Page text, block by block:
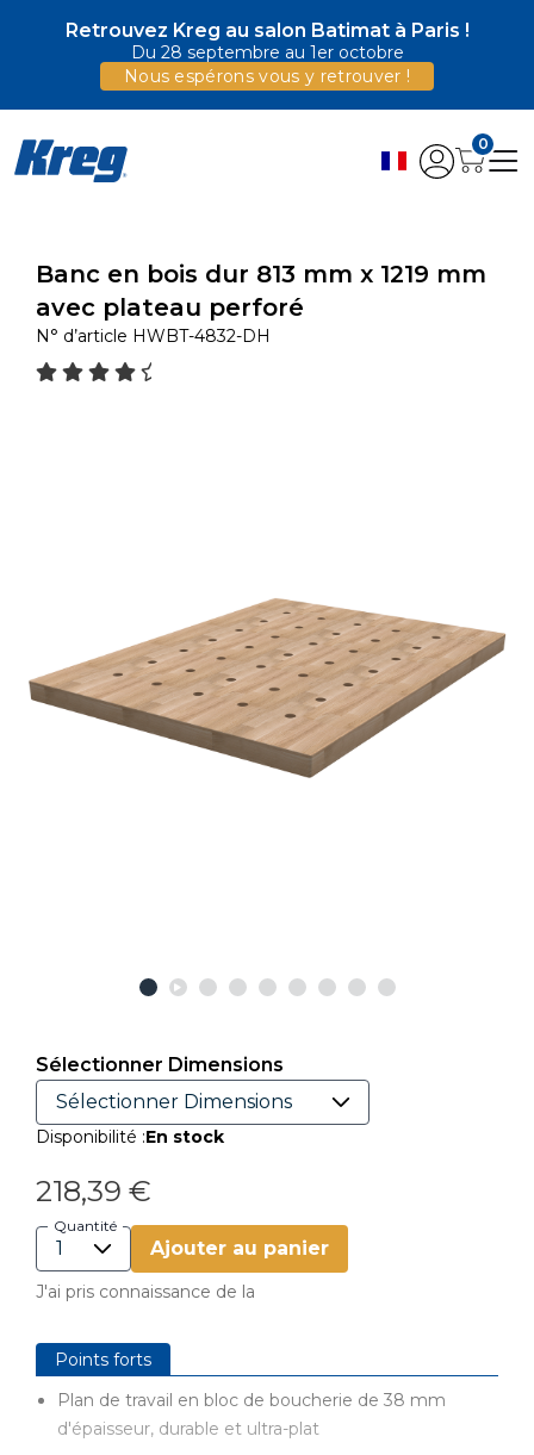
Retrouvez Kreg au salon Batimat à Paris !
Du 28 septembre au 1er octobre
Nous espérons vous y retrouver !
0
Banc en bois dur 813 mm x 1219 mm
avec plateau perforé
N° d’article HWBT-4832-DH
Sélectionner Dimensions
Disponibilité :En stock
218,39 €
Quantité
Ajouter au panier
J'ai pris connaissance de la
Points forts
Plan de travail en bloc de boucherie de 38 mm
d'épaisseur, durable et ultra-plat